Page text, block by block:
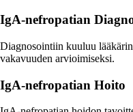
IgA-nefropatian
Diagnosointiin kuuluu
vakavuuden arvioimiseksi.
IgA-nefropatian Hoito